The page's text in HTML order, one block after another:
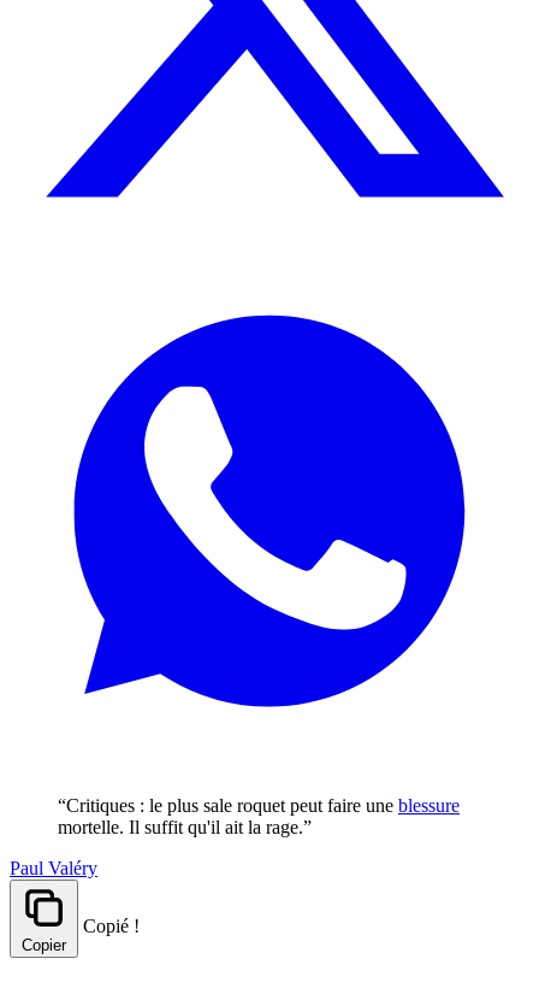
“Critiques : le plus sale roquet peut faire une blessure
mortelle. Il suffit qu'il ait la rage.”
Paul Valéry
Copier
Copié !